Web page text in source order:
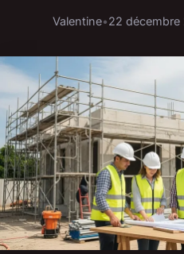
Valentine•22 décembre